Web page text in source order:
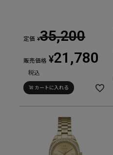
定価 ¥35,200
販売価格 ¥21,780
税込
カートに入れる